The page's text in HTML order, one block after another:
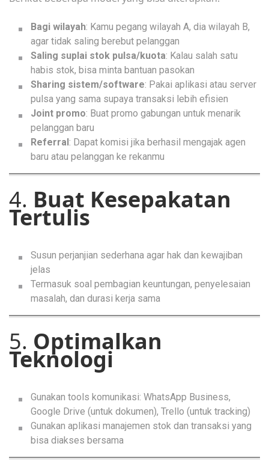
Bagi wilayah: Kamu pegang wilayah A, dia wilayah B,
agar tidak saling berebut pelanggan
Saling suplai stok pulsa/kuota: Kalau salah satu
habis stok, bisa minta bantuan pasokan
Sharing sistem/software: Pakai aplikasi atau server
pulsa yang sama supaya transaksi lebih efisien
Joint promo: Buat promo gabungan untuk menarik
pelanggan baru
Referral: Dapat komisi jika berhasil mengajak agen
baru atau pelanggan ke rekanmu
4. Buat Kesepakatan
Tertulis
Susun perjanjian sederhana agar hak dan kewajiban
jelas
Termasuk soal pembagian keuntungan, penyelesaian
masalah, dan durasi kerja sama
5. Optimalkan
Teknologi
Gunakan tools komunikasi: WhatsApp Business,
Google Drive (untuk dokumen), Trello (untuk tracking)
Gunakan aplikasi manajemen stok dan transaksi yang
bisa diakses bersama